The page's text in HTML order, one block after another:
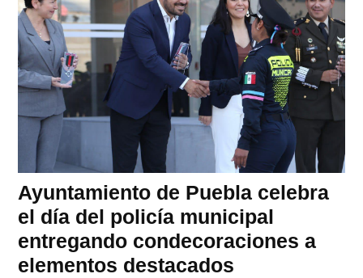
Ayuntamiento de Puebla celebra
el día del policía municipal
entregando condecoraciones a
elementos destacados